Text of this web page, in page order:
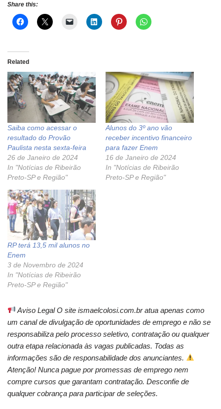
Share this:
Related
Saiba como acessar o
resultado do Provão
Paulista nesta sexta-feira
26 de Janeiro de 2024
In "Notícias de Ribeirão
Preto-SP e Região"
Alunos do 3º ano vão
receber incentivo financeiro
para fazer Enem
16 de Janeiro de 2024
In "Notícias de Ribeirão
Preto-SP e Região"
RP terá 13,5 mil alunos no
Enem
3 de Novembro de 2024
In "Notícias de Ribeirão
Preto-SP e Região"
Aviso Legal O site ismaelcolosi.com.br atua apenas como
um canal de divulgação de oportunidades de emprego e não se
responsabiliza pelo processo seletivo, contratação ou qualquer
outra etapa relacionada às vagas publicadas. Todas as
informações são de responsabilidade dos anunciantes.
Atenção! Nunca pague por promessas de emprego nem
compre cursos que garantam contratação. Desconfie de
qualquer cobrança para participar de seleções.